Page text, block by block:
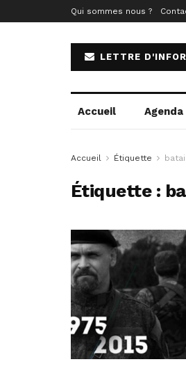
Qui sommes nous ?
LETTRE
Accueil Agenda
Accueil Étiquette
Étiquette :